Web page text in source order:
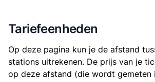
Tariefeenheden
Op deze pagina kun je de afstand
stations uitrekenen. De prijs van je
op deze afstand (die wordt gemeten